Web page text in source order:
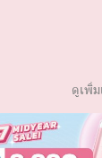
ดูเพิ่